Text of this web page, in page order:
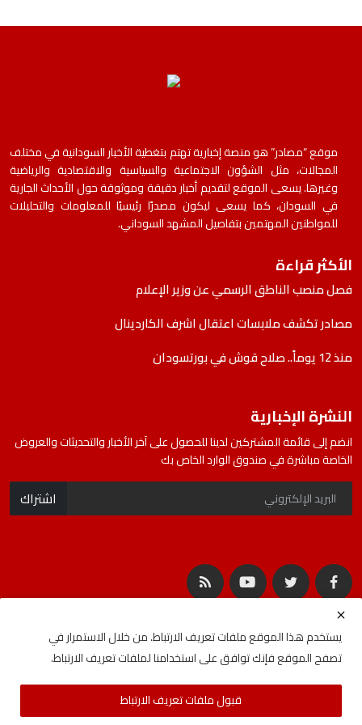
موقع “مصادر” هو منصة إخبارية تهتم بتغطية الأخبار السودانية في مختلف
المجالات، مثل الشؤون الاجتماعية والسياسية والاقتصادية والرياضية
وغيرها. يسعى الموقع لتقديم أخبار دقيقة وموثوقة حول الأحداث الجارية
في السودان، كما يسعى ليكون مصدرًا رئيسيًا للمعلومات والتحليلات
للمواطنين المهتمين بتفاصيل المشهد السوداني.
الأكثر قراءة
فصل منصب الناطق الرسمي عن وزير الإعلام
مصادر تكشف ملابسات اعتقال اشرف الكاردينال
منذ 12 يوماً.. صلاح قوش في بورتسودان
النشرة الإخبارية
انضم إلى قائمة المشتركين لدينا للحصول على آخر الأخبار والتحديثات والعروض
الخاصة مباشرة في صندوق الوارد الخاص بك
اشتراك
يستخدم هذا الموقع ملفات تعريف الارتباط. من خلال الاستمرار في
تصفح الموقع فإنك توافق على استخدامنا لملفات تعريف الارتباط.
قبول ملفات تعريف الارتباط